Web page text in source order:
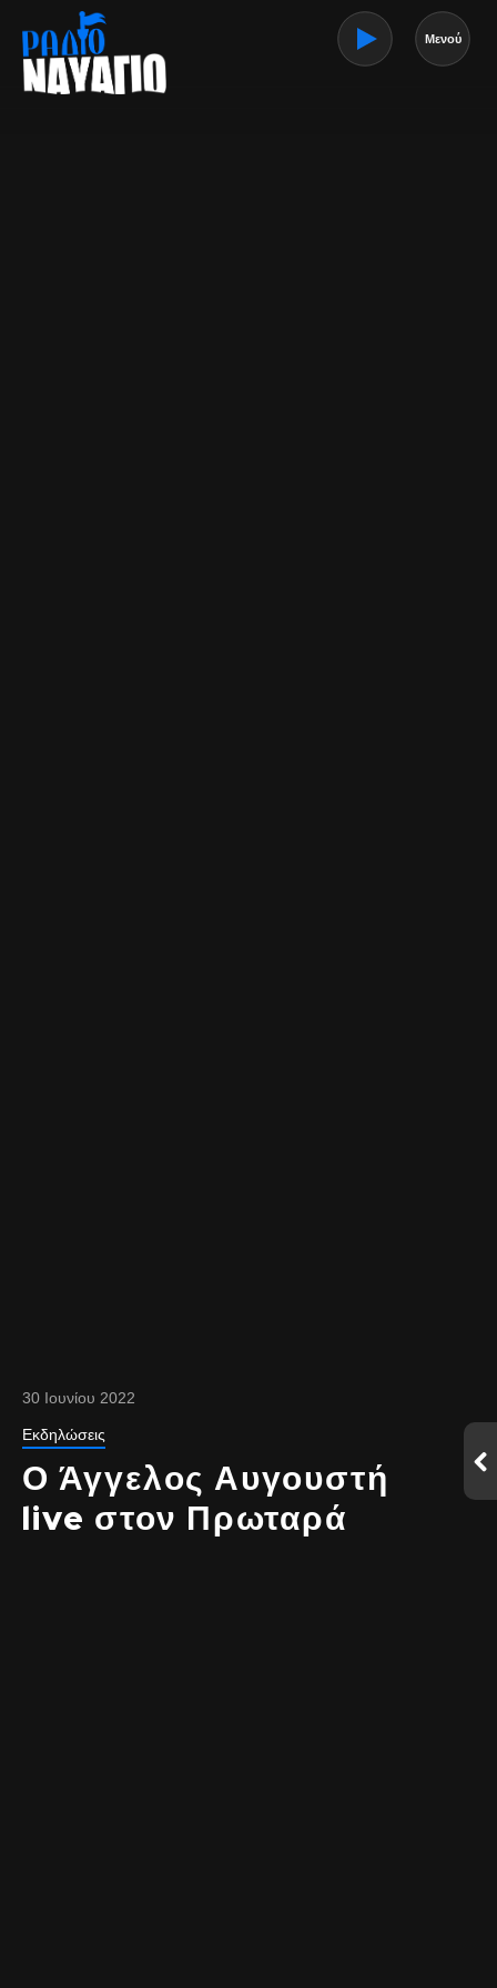
Μενού
30 Ιουνίου 2022
Εκδηλώσεις
Ο Άγγελος Αυγουστή
live στον Πρωταρά